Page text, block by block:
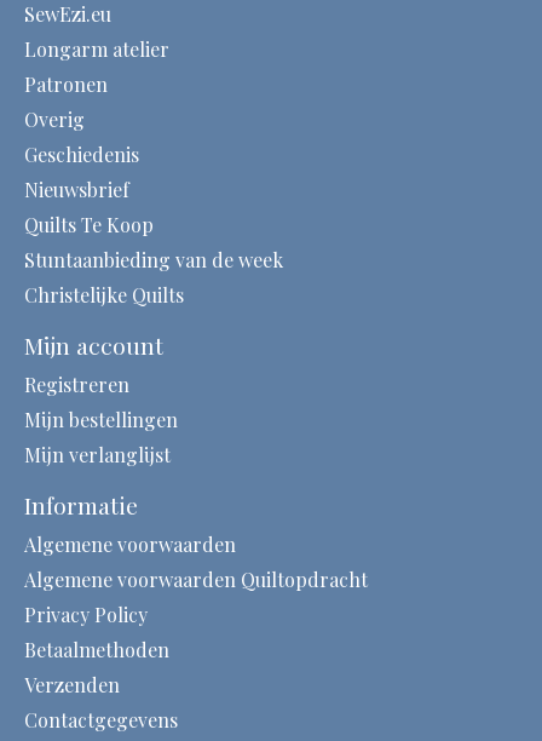
SewEzi.eu
Longarm atelier
Patronen
Overig
Geschiedenis
Nieuwsbrief
Quilts Te Koop
Stuntaanbieding van de week
Christelijke Quilts
Mijn account
Registreren
Mijn bestellingen
Mijn verlanglijst
Informatie
Algemene voorwaarden
Algemene voorwaarden Quiltopdracht
Privacy Policy
Betaalmethoden
Verzenden
Contactgegevens